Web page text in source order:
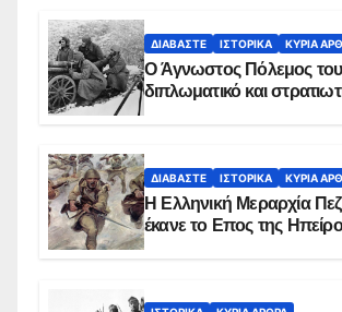
ΔΙΑΒΆΣΤΕ ΙΣΤΟΡΙΚΆ ΚΥΡΙΑ
Ο Άγνωστος Πόλεμος
διπλωματικό και
ΔΙΑΒΆΣΤΕ ΙΣΤΟΡΙΚΆ ΚΥΡΙΑ
Η Ελληνική Μεραρχία
έκανε το Επος της